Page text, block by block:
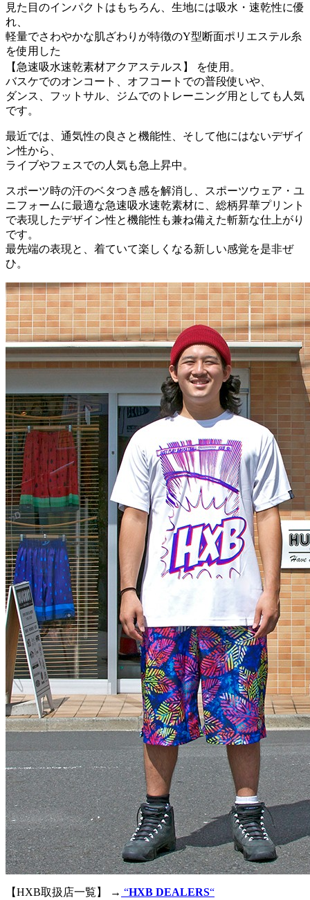
見た目のインパクトはもちろん、生地には吸水・速乾性に優
れ、
軽量でさわやかな肌ざわりが特徴のY型断面ポリエステル糸
を使用した
【急速吸水速乾素材アクアステルス】 を使用。
バスケでのオンコート、オフコートでの普段使いや、
ダンス、フットサル、ジムでのトレーニング用としても人気
です。
最近では、通気性の良さと機能性、そして他にはないデザイ
ン性から、
ライブやフェスでの人気も急上昇中。
スポーツ時の汗のベタつき感を解消し、スポーツウェア・ユ
ニフォームに最適な急速吸水速乾素材に、総柄昇華プリント
で表現したデザイン性と機能性も兼ね備えた斬新な仕上がり
です。
最先端の表現と、着ていて楽しくなる新しい感覚を是非ぜ
ひ。
【HXB取扱店一覧】 → “HXB DEALERS“